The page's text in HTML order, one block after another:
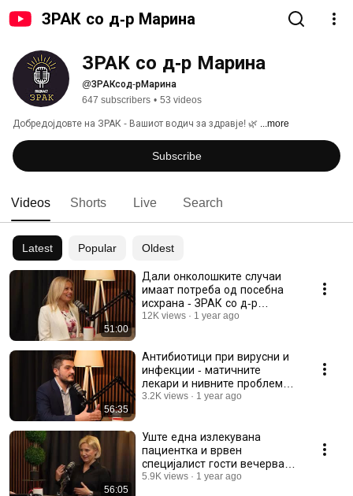
ЗРАК со д-р Марина
ЗРАК со д-р Марина
@ЗРАКсод-рМарина
647 subscribers • 53 videos
Добредојдовте на ЗРАК - Вашиот водич за здравје! 🌿 ...more
Subscribe
Videos Shorts Live Search
Latest Popular Oldest
51:00
Дали онколошките случаи
имаат потреба од посебна
исхрана - ЗРАК со д-р
Марина епизода 20
12K views 1 year ago
56:35
Антибиотици при вирусни и
инфекции - матичните
лекари и нивните проблеми
Епизода 19 ЗРАК
3.2K views 1 year ago
56:05
Уште една излекувана
пациентка и врвен
специјалист гости вечерва
во ЗРАК со д-р Марина
5.9K views 1 year ago